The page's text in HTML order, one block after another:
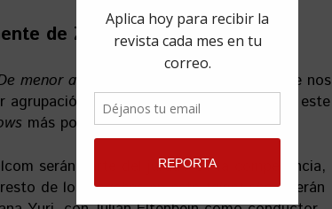
de Zona
menor a mayor
no es lo único nuevo que nos
agrupación también formará parte, desde este
más populares:The Voice Chile.
serán parte del jurado de la competencia,
de los
coachesen estetalent show
serán